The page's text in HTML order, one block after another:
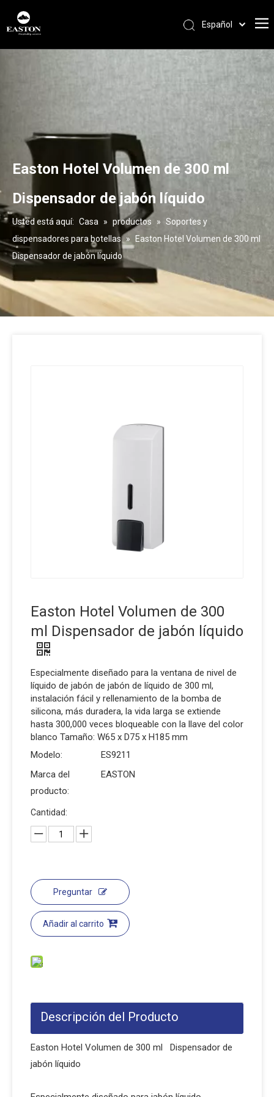
Español
Français
English
Easton Hotel Volumen de 300 ml
Dispensador de jabón líquido
Usted está aquí: Casa » productos » Soportes y
dispensadores para botellas »
Easton Hotel Volumen de 300 ml
Dispensador de jabón líquido
Easton Hotel Volumen de 300
ml Dispensador de jabón líquido
Especialmente diseñado para la ventana de nivel de
líquido de jabón de jabón de líquido de 300 ml,
instalación fácil y rellenamiento de la bomba de
silicona, más duradera, la vida larga se extiende
hasta 300,000 veces bloqueable con la llave del color
blanco Tamaño: W65 x D75 x H185 mm
Modelo:
ES9211
Marca del
producto:
EASTON
Cantidad:
Preguntar
Añadir al carrito
Descripción del Producto
Easton Hotel Volumen de 300 ml Dispensador de
jabón líquido